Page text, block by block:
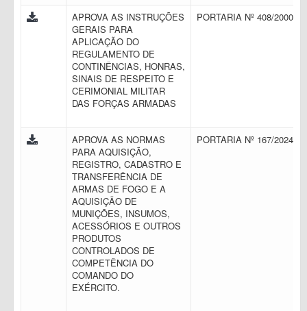
APROVA AS INSTRUÇÕES
GERAIS PARA
APLICAÇÃO DO
REGULAMENTO DE
CONTINÊNCIAS, HONRAS,
SINAIS DE RESPEITO E
CERIMONIAL MILITAR
DAS FORÇAS ARMADAS
PORTARIA Nº 408/2000
APROVA AS NORMAS
PARA AQUISIÇÃO,
REGISTRO, CADASTRO E
TRANSFERÊNCIA DE
ARMAS DE FOGO E A
AQUISIÇÃO DE
MUNIÇÕES, INSUMOS,
ACESSÓRIOS E OUTROS
PRODUTOS
CONTROLADOS DE
COMPETÊNCIA DO
COMANDO DO
EXÉRCITO.
PORTARIA Nº 167/2024